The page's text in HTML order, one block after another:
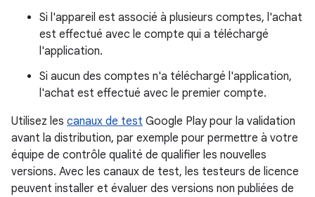
Si l'appareil est associé à plusieurs comptes, l'achat
est effectué avec le compte qui a téléchargé
l'application.
Si aucun des comptes n'a téléchargé l'application,
l'achat est effectué avec le premier compte.
Utilisez les canaux de test Google Play pour la validation
avant la distribution, par exemple pour permettre à votre
équipe de contrôle qualité de qualifier les nouvelles
versions. Avec les canaux de test, les testeurs de licence
peuvent installer et évaluer des versions non publiées de